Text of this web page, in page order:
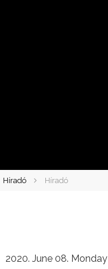
Híradó Híradó
2020. June 08.